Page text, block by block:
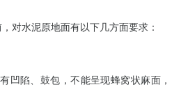
对水泥原地面有以下几方面要求：
凹陷、鼓包，不能呈现蜂窝状麻面，